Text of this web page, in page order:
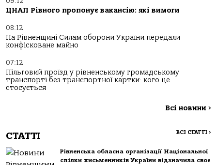
ЦНАП Рівного пропонує вакансію: які вимоги
08:12
На Рівненщині Силам оборони України передали
конфісковане майно
07:12
Пільговий проїзд у рівненському громадському
транспорті без транспортної картки: кого це
стосується
Всі новини >
СТАТТІ ВСІ СТАТТІ >
Рівненська обласна організації Національної
спілки письменників України відзначила своє